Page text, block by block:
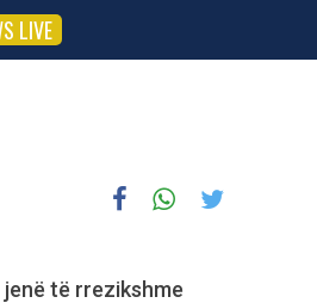
LIVE
të rrezikshme